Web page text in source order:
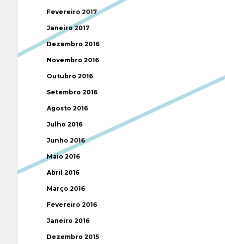
Fevereiro 2017
Janeiro 2017
Dezembro 2016
Novembro 2016
Outubro 2016
Setembro 2016
Agosto 2016
Julho 2016
Junho 2016
Maio 2016
Abril 2016
Março 2016
Fevereiro 2016
Janeiro 2016
Dezembro 2015